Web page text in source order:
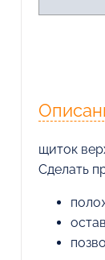
щиток
Cделать